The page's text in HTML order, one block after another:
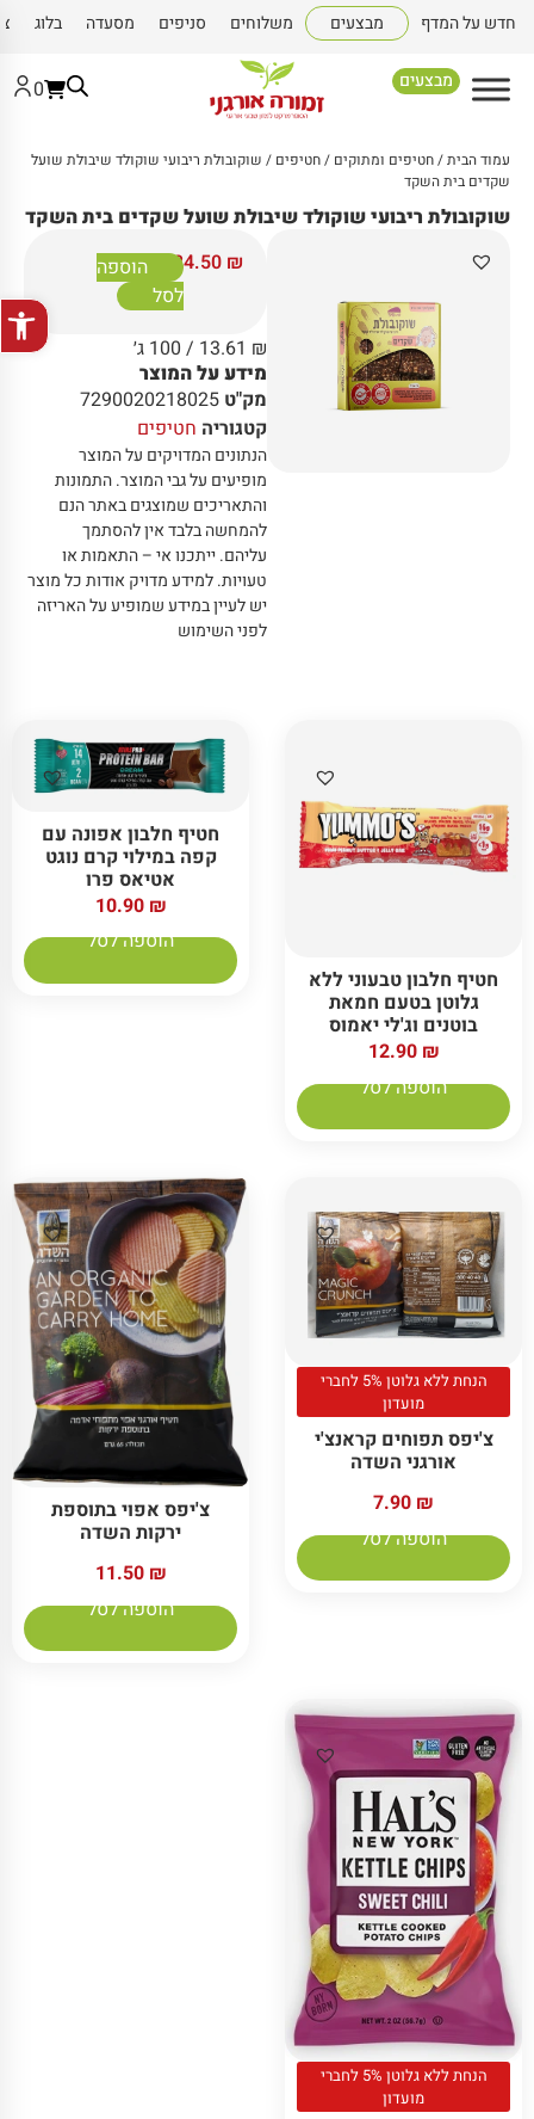
פתח
חדש על המדף מבצעים משלוחים סניפים מסעדה בלוג
מבצעים 0
עמוד הבית/חטיפים ומתוקים /חטיפים / שוקובולת ריבועי שוקולד שיבולת שועל
שקדים בית השקד
שוקובולת ריבועי שוקולד שיבולת שועל שקדים בית השקד
24.50 ₪
הוספה
לסל
13.61 ₪
/ 100 ג׳
מידע על המוצר
מק"ט 7290020218025
קטגוריה חטיפים
הנתונים המדויקים על המוצר
מופיעים על גבי המוצר.התמונות
והתאריכים שמוצגים באתר הנם
להמחשה בלבד אין להסתמך
עליהם.ייתכנו אי – התאמות או
טעויות.למידע מדויק אודות כל מוצר
יש לעיין במידע שמופיע על האריזה
לפני השימוש
חטיף חלבון טבעוני ללא
גלוטן בטעם חמאת
בוטנים וג'לי יאמוס
12.90 ₪
הוספה לסל
חטיף חלבון אפונה עם
קפה במילוי קרם נוגט
אטיאס פרו
10.90 ₪
הוספה לסל
הנחת ללא גלוטן 5% לחברי
מועדון
צ'יפס תפוחים קראנצ'י
אורגני השדה
7.90 ₪
הוספה לסל
צ'יפס אפוי בתוספת
ירקות השדה
11.50 ₪
הוספה לסל
הנחת ללא גלוטן 5% לחברי
מועדון